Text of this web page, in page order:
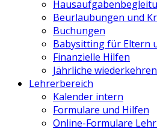
Beurlaubungen und
Buchungen
Babysitting für Eltern
Finanzielle Hilfen
Jährliche
Lehrerbereich
Kalender intern
Formulare und Hilfen
Online-Formulare